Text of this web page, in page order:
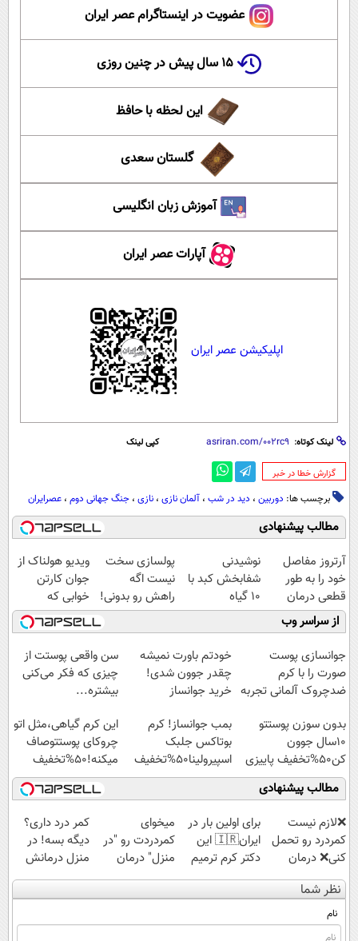
عضویت در اینستاگرام عصر ایران
۱۵ سال پیش در چنین روزی
این لحظه با حافظ
گلستان سعدی
آموزش زبان انگلیسی
آپارات عصر ایران
اپلیکیشن عصر ایران
لینک کوتاه: کپی لینک
‌گزارش خطا در خبر
برچسب ها: دوربین ، دید در شب ، آلمان نازی ، نازی ، جنگ جهانی دوم ، عصرایران
مطالب پیشنهادی
آرتروز مفاصل
خود را به طور
قطعی درمان
کنید!
◗پرسش‌نامه◖
نوشیدنی
شفابخش کبد با
10 گیاه
موثر(تخفیف تا
امشب)
پولسازی سخت
نیست اگه
راهش رو بدونی!
" دوره رایگان "
ویدیو هولناک از
جوان کارتن
خوابی که
میلیاردر شد.
آموزش رایگان
از سراسر وب
جوانسازی پوست
صورت را با کرم
ضدچروک آلمانی تجربه
خودتم باورت نمیشه
چقدر جوون شدی!
خرید جوانساز
ویژه
سن واقعی پوستت از
چیزی که فکر می‌کنی
بیشتره...
بدون سوزن پوستتو
10سال جوون
کن50%تخفیف پاییزی
بمب جوانساز! کرم
بوتاکس جلبک
اسپیرولینا50%تخفیف
این کرم گیاهی،مثل اتو
چروکای پوستتوصاف
میکنه!50%تخفیف
مطالب پیشنهادی
❌لازم نیست
کمردرد رو تحمل
کنی❌ درمان
بدون جراحی و
قرص
(پرسشنامه)
برای اولین بار در
ایران🇮🇷 این
دکتر کرم ترمیم
کننده 23 روزه
ساخت!
میخوای
کمردردت رو "در
منزل" درمان
کنی؟ (◂فیلم +
◂پرسش‌نامه)
کمر درد داری؟
دیگه بسه! در
منزل درمانش
کن
(◀پرسش‌نامه)
نظر شما
نام